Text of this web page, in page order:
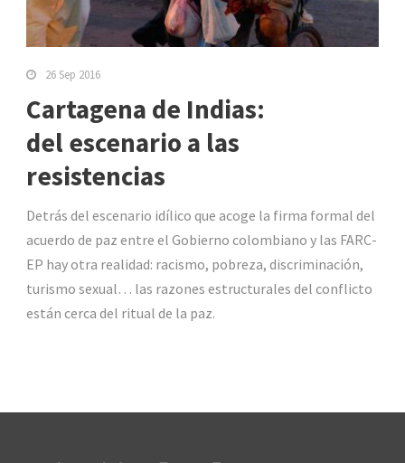
26 Sep 2016
Cartagena de Indias:
del escenario a las
resistencias
Detrás del escenario idílico que acoge la firma formal del
acuerdo de paz entre el Gobierno colombiano y las FARC-
EP hay otra realidad: racismo, pobreza, discriminación,
turismo sexual… las razones estructurales del conflicto
están cerca del ritual de la paz.